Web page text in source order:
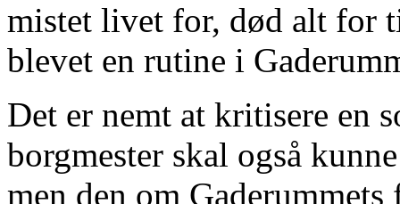
mistet livet for, død alt for
blevet en rutine i
Det er nemt at kritisere en
borgmester skal også
men den om